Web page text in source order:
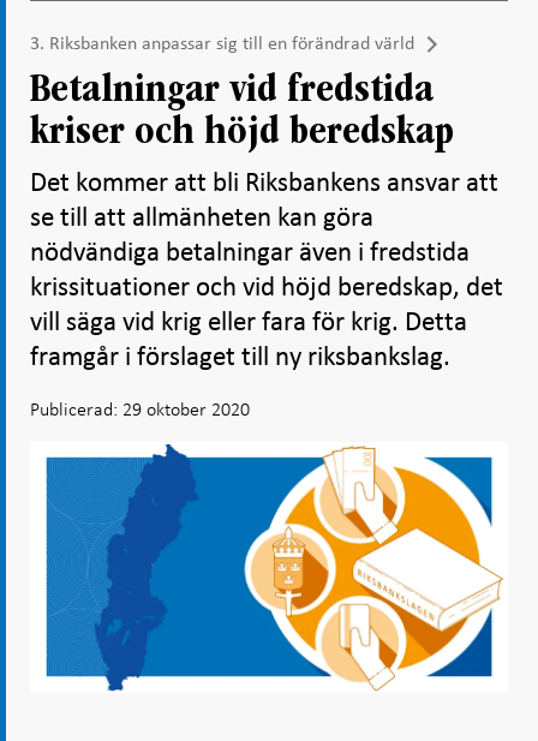
3. Riksbanken anpassar sig till en förändrad värld
Betalningar vid fredstida
kriser och höjd beredskap
Det kommer att bli Riksbankens ansvar att
se till att allmänheten kan göra
nödvändiga betalningar även i fredstida
krissituationer och vid höjd beredskap, det
vill säga vid krig eller fara för krig. Detta
framgår i förslaget till ny riksbankslag.
Publicerad: 29 oktober 2020